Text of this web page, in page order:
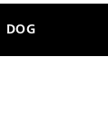
DOG